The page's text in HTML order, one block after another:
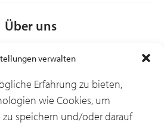
verwalten
Erfahrung zu bieten,
wie Cookies, um
speichern und/oder darauf
Über uns